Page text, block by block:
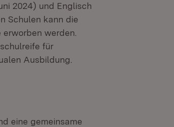
2024) und Englisch
Schulen kann die
werden.
für
Ausbildung.
eine gemeinsame